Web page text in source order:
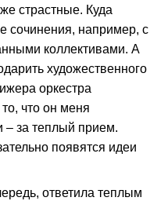
страстные. Куда
сочинения, например, с
коллективами. А
художественного
оркестра
что он меня
– за теплый прием.
появятся идеи
ответила теплым